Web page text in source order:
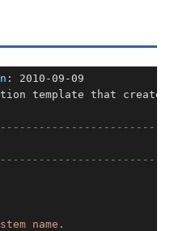
template that
name.